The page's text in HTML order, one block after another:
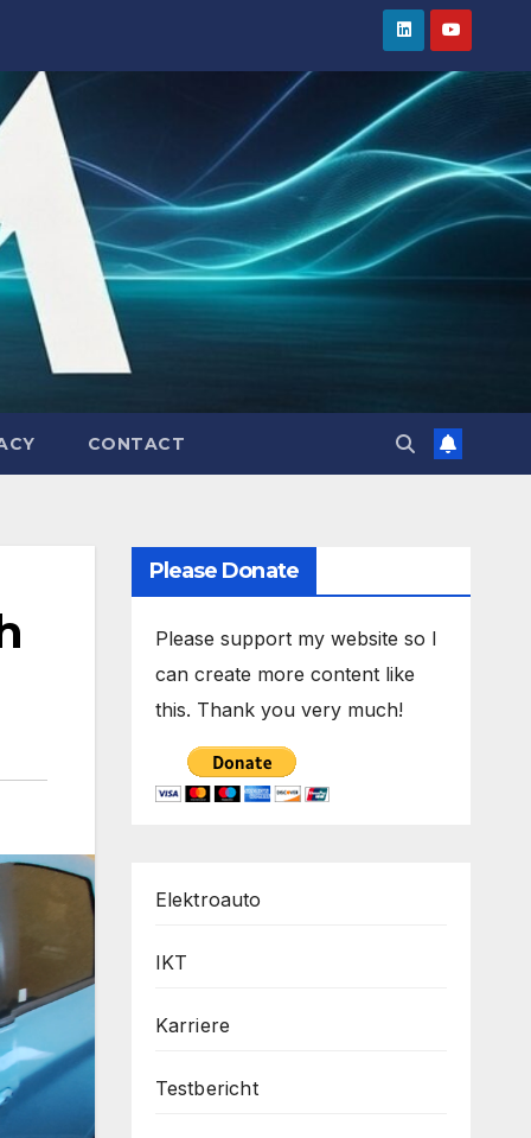
CONTACT
Please Donate
Please support my website so I
can create more content like
this. Thank you very much!
Elektroauto
IKT
Karriere
Testbericht